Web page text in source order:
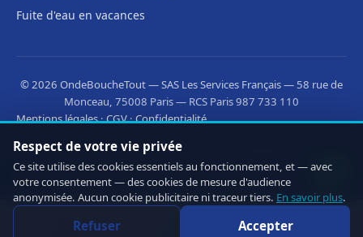
Fuite d'eau en vacances
© 2026 OndeBoucheTout — SAS Les Services Français — 58 rue de
Monceau, 75008 Paris — RCS Paris 987 733 110
Mentions légales·CGV·Confidentialité
Découvrez aussi : OnLeveTout
CleanMonAppart · OnOuvreTout
Respect de votre vie privée
Ce site utilise des cookies essentiels au fonctionnement, et — avec
votre consentement — des cookies de mesure d'audience
anonymisée. Aucun cookie publicitaire ni traceur tiers. En savoir plus.
Refuser Accepter